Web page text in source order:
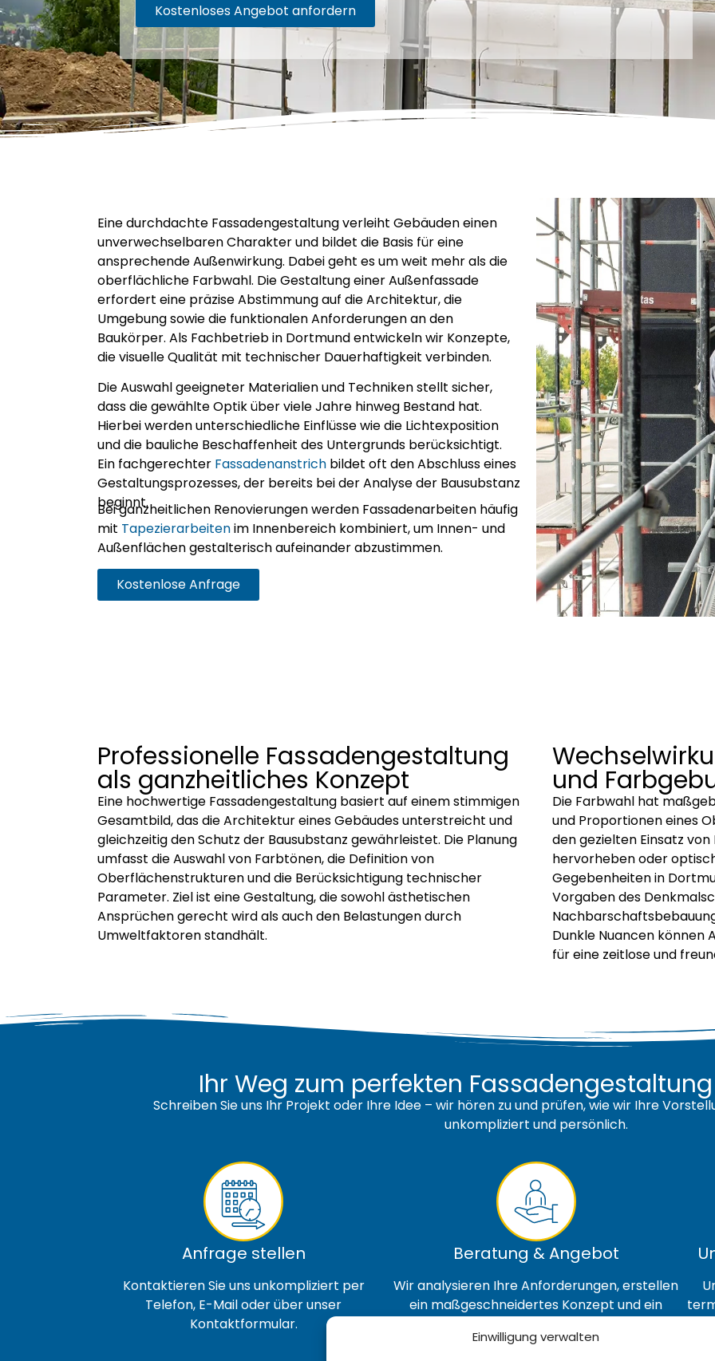
Einwilligung verwalten
Kostenloses Angebot anfordern
Eine durchdachte Fassadengestaltung verleiht Gebäuden einen
unverwechselbaren Charakter und bildet die Basis für eine
ansprechende Außenwirkung. Dabei geht es um weit mehr als die
oberflächliche Farbwahl. Die Gestaltung einer Außenfassade
erfordert eine präzise Abstimmung auf die Architektur, die
Umgebung sowie die funktionalen Anforderungen an den
Baukörper. Als Fachbetrieb in Dortmund entwickeln wir Konzepte,
die visuelle Qualität mit technischer Dauerhaftigkeit verbinden.
Die Auswahl geeigneter Materialien und Techniken stellt sicher,
dass die gewählte Optik über viele Jahre hinweg Bestand hat.
Hierbei werden unterschiedliche Einflüsse wie die Lichtexposition
und die bauliche Beschaffenheit des Untergrunds berücksichtigt.
Ein fachgerechter Fassadenanstrich bildet oft den Abschluss eines
Gestaltungsprozesses, der bereits bei der Analyse der Bausubstanz
beginnt.
Bei ganzheitlichen Renovierungen werden Fassadenarbeiten häufig
mit Tapezierarbeitenim Innenbereich kombiniert, um Innen- und
Außenflächen gestalterisch aufeinander abzustimmen.
Kostenlose Anfrage
Professionelle Fassadengestaltung
als ganzheitliches Konzept
Eine hochwertige Fassadengestaltung basiert auf einem stimmigen
Gesamtbild, das die Architektur eines Gebäudes unterstreicht und
gleichzeitig den Schutz der Bausubstanz gewährleistet. Die Planung
umfasst die Auswahl von Farbtönen, die Definition von
Oberflächenstrukturen und die Berücksichtigung technischer
Parameter. Ziel ist eine Gestaltung, die sowohl ästhetischen
Ansprüchen gerecht wird als auch den Belastungen durch
Umweltfaktoren standhält.
und
Die Farbwahl hat
und Proportionen eines
den gezielten Einsatz
hervorheben oder
Gegebenheiten in
Vorgaben des
Dunkle Nuancen können
für eine zeitlose und
Ihr Weg zum perfekten
Schreiben Sie uns Ihr Projekt oder Ihre Idee – wir hören zu und prüfen, wie wir Ihre
unkompliziert und persönlich.
Anfrage stellen
Kontaktieren Sie uns unkompliziert per
Telefon, E-Mail oder über unser
Kontaktformular.
Beratung & Angebot
Wir analysieren Ihre Anforderungen, erstellen
ein maßgeschneidertes Konzept und ein